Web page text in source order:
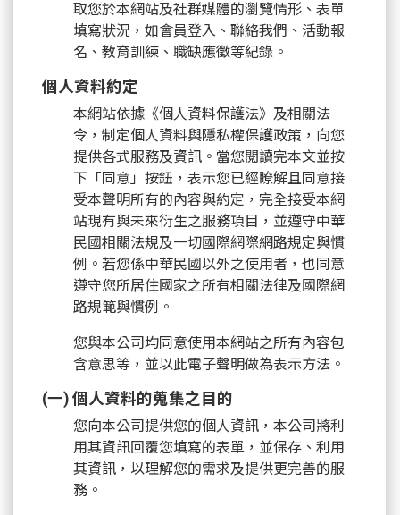
取您於本網站及社群媒體的瀏覽情形、表單
填寫狀況，如會員登入、聯絡我們、活動報
名、教育訓練、職缺應徵等紀錄。
個人資料約定
本網站依據《個人資料保護法》及相關法
令，制定個人資料與隱私權保護政策，向您
提供各式服務及資訊。當您閱讀完本文並按
下「同意」按鈕，表示您已經瞭解且同意接
受本聲明所有的內容與約定，完全接受本網
站現有與未來衍生之服務項目，並遵守中華
民國相關法規及一切國際網際網路規定與慣
例。若您係中華民國以外之使用者，也同意
遵守您所居住國家之所有相關法律及國際網
路規範與慣例。
您與本公司均同意使用本網站之所有內容包
含意思等，並以此電子聲明做為表示方法。
(一) 個人資料的蒐集之目的
您向本公司提供您的個人資訊，本公司將利
用其資訊回覆您填寫的表單，並保存、利用
其資訊，以理解您的需求及提供更完善的服
務。